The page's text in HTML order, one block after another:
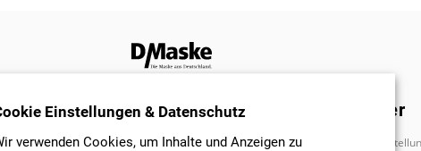
Unsere Bezahlarten
Wir bieten zum Bezahlen die bekannten
Unser Partner
Der Versand Ihrer
Einstellungen & Datenschutz
verwenden Cookies, um Inhalte und Anzeigen zu